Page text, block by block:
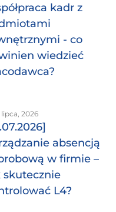
kadr z
- co
wiedzieć
lipca, 2026
absencją
w firmie –
skutecznie
L4?